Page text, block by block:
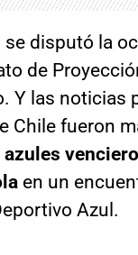
disputó la
de
Y las noticias
Chile fueron
azules
en un
Azul.